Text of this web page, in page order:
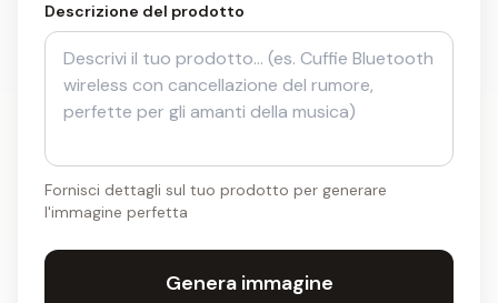
Descrizione del prodotto
Fornisci dettagli sul tuo prodotto per generare
l'immagine perfetta
Genera immagine